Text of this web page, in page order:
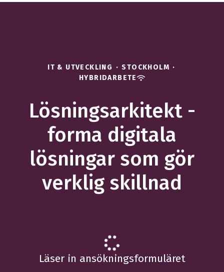
IT & UTVECKLING · STOCKHOLM ·
HYBRIDARBETE
Lösningsarkitekt -
forma digitala
lösningar som gör
verklig skillnad
Läser in ansökningsformuläret